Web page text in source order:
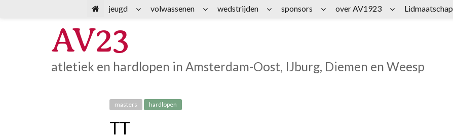
AV23
atletiek en hardlopen in Amsterdam-Oost, IJburg, Diemen en Weesp
masters hardlopen
TT
jeugd volwassenen wedstrijden sponsors over AV1923 Lidmaatschap